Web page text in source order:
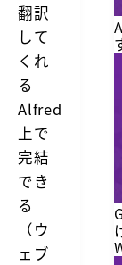
翻訳
して
くれ
る
Alfred
上で
完結
でき
る
（ウ
ェブ